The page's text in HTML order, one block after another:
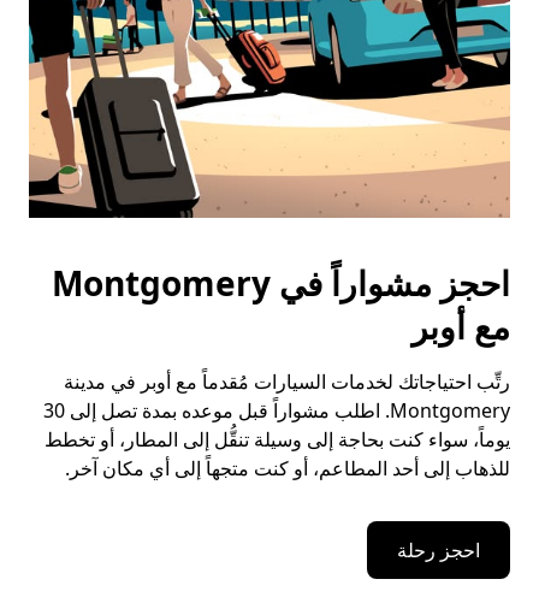
احجز مشواراً في Montgomery
مع أوبر
رتِّب احتياجاتك لخدمات السيارات مُقدماً مع أوبر في مدينة
Montgomery. اطلب مشواراً قبل موعده بمدة تصل إلى 30
يوماً، سواء كنت بحاجة إلى وسيلة تنقُّل إلى المطار، أو تخطط
للذهاب إلى أحد المطاعم، أو كنت متجهاً إلى أي مكان آخر.
احجز رحلة